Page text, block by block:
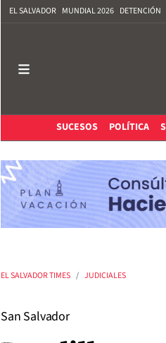
EL SALVADOR MUNDIAL 2026 DETENCIÓN
SUCESOS
POLÍTICA
EL SALVADOR TIMES JUDICIALES
San Salvador